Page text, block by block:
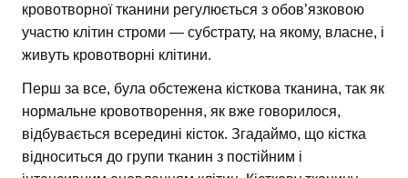
кровотворної тканини регулюється з обов’язковою
участю клітин строми — субстрату, на якому, власне, і
живуть кровотворні клітини.
Перш за все, була обстежена кісткова тканина, так як
нормальне кровотворення, як вже говорилося,
відбувається всередині кісток. Згадаймо, що кістка
відноситься до групи тканин з постійним і